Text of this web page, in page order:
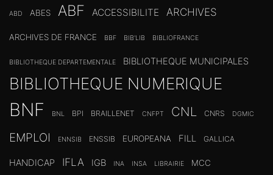
ABD ABES ABF ACCESSIBILITE ARCHIVES
ARCHIVES DE FRANCE BBF BIB'LIB BIBLIOFRANCE
BIBLIOTHEQUE DEPARTEMENTALE BIBLIOTHEQUE MUNICIPALES
BIBLIOTHEQUE NUMERIQUE
BNF BNL BPI BRAILLENET CNFPT CNL CNRS DGMIC
EMPLOI ENNSIB ENSSIB EUROPEANA FILL GALLICA
HANDICAP IFLA IGB INA INSA LIBRAIRIE MCC